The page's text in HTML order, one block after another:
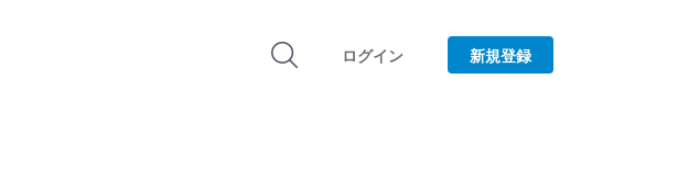
ログイン 新規登録